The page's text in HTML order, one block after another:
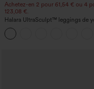
Achetez-en 2 pour 61,54 € ou 4
123,08 €.
Halara UltraSculpt™ leggings de
taille haute, gainants avec contrôle
ventre, coupe bootcut, à poches